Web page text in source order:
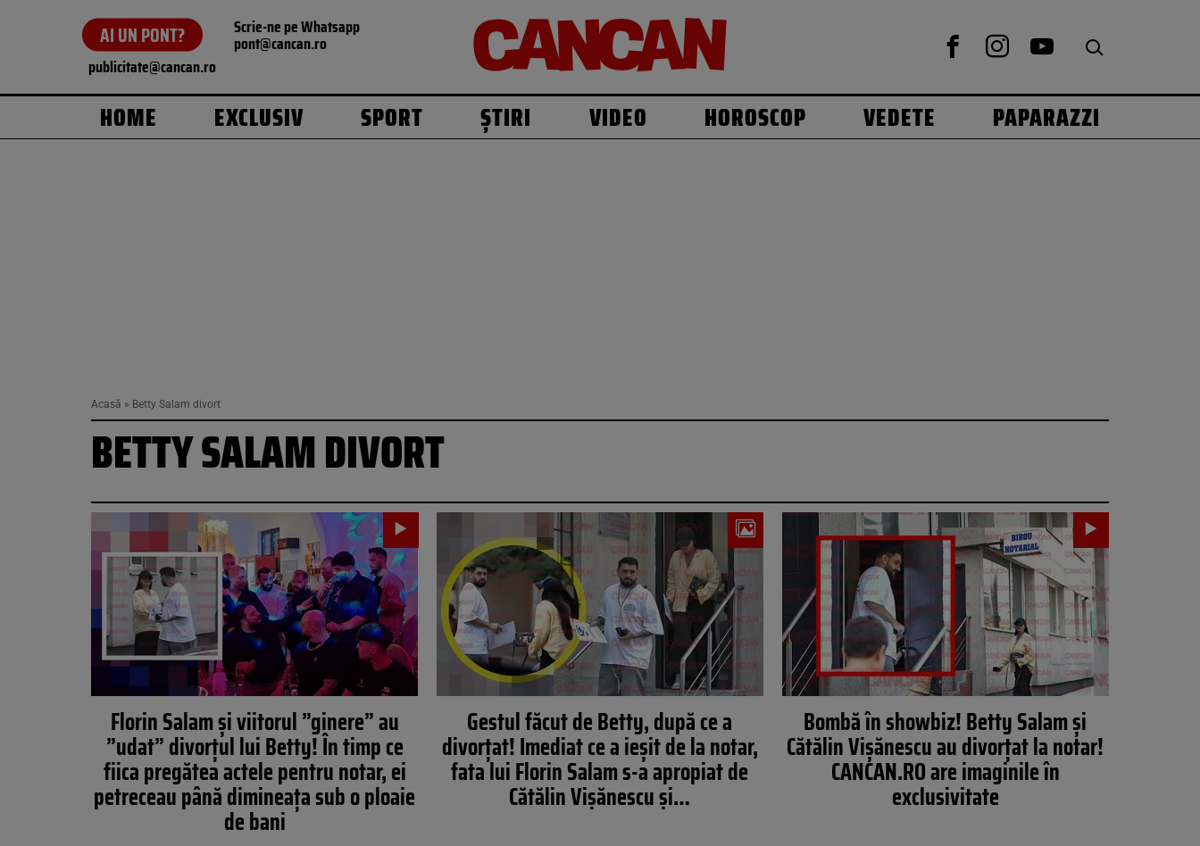
AI UN PONT? Scrie-ne pe Whatsapp
pont@cancan.ro
publicitate@cancan.ro
HOME EXCLUSIV SPORT ȘTIRI VIDEO HOROSCOP VEDETE PAPARAZZI
Acasă » Betty Salam divort
BETTY SALAM DIVORT
Florin Salam și viitorul ”ginere” au
”udat” divorțul lui Betty! În timp ce
fiica pregătea actele pentru notar, ei
petreceau până dimineața sub o ploaie
de bani
Gestul făcut de Betty, după ce a
divorțat! Imediat ce a ieșit de la notar,
fata lui Florin Salam s-a apropiat de
Cătălin Vișănescu și…
Bombă în showbiz! Betty Salam și
Cătălin Vișănescu au divorțat la notar!
CANCAN.RO are imaginile în
exclusivitate